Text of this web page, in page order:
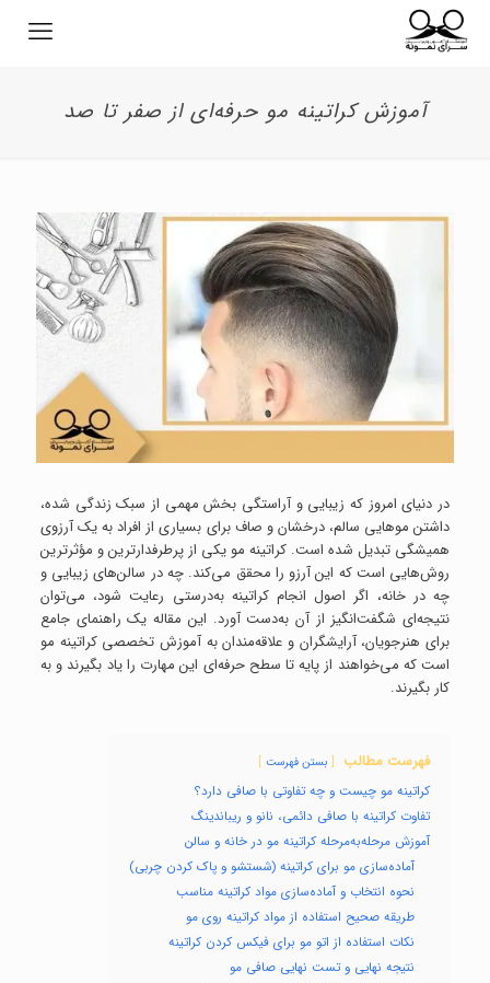
آموزش کراتینه مو حرفه‌ای از صفر تا صد
در دنیای امروز که زیبایی و آراستگی بخش مهمی از سبک زندگی شده،
داشتن موهایی سالم، درخشان و صاف برای بسیاری از افراد به یک آرزوی
همیشگی تبدیل شده است. کراتینه مو یکی از پرطرفدارترین و مؤثرترین
روش‌هایی است که این آرزو را محقق می‌کند. چه در سالن‌های زیبایی و
چه در خانه، اگر اصول انجام کراتینه به‌درستی رعایت شود، می‌توان
نتیجه‌ای شگفت‌انگیز از آن به‌دست آورد. این مقاله یک راهنمای جامع
برای هنرجویان، آرایشگران و علاقه‌مندان به آموزش تخصصی کراتینه مو
است که می‌خواهند از پایه تا سطح حرفه‌ای این مهارت را یاد بگیرند و به
کار بگیرند.
فهرست مطالب بستن فهرست
کراتینه مو چیست و چه تفاوتی با صافی دارد؟
تفاوت کراتینه با صافی دائمی، نانو و ریباندینگ
آموزش مرحله‌به‌مرحله کراتینه مو در خانه و سالن
آماده‌سازی مو برای کراتینه (شستشو و پاک کردن چربی)
نحوه انتخاب و آماده‌سازی مواد کراتینه مناسب
طریقه صحیح استفاده از مواد کراتینه روی مو
نکات استفاده از اتو مو برای فیکس کردن کراتینه
نتیجه نهایی و تست نهایی صافی مو